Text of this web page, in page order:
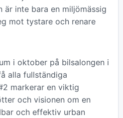
är inte bara en miljömässig
mot tystare och renare
i oktober på bilsalongen i
alla fullständiga
markerar en viktig
och visionen om en
och effektiv urban